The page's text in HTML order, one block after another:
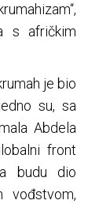
s afričkim
je bio
su, sa
Abdela
front
budu dio
vođstvom,